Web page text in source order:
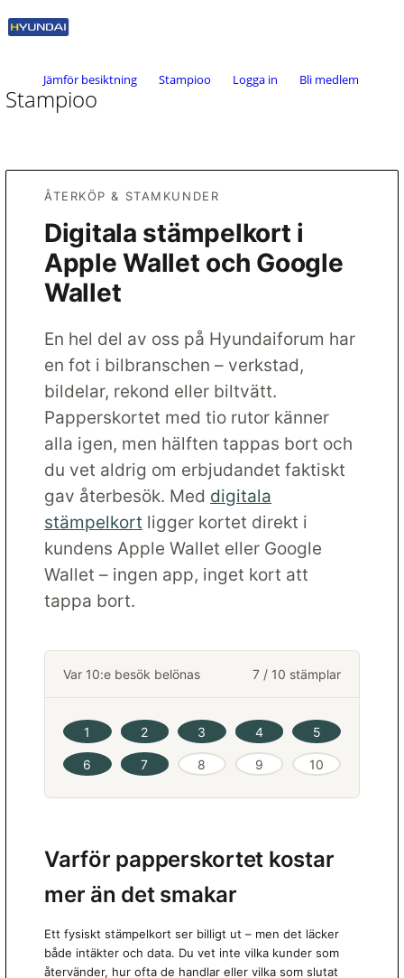
Jämför besiktning Stampioo Logga in Bli medlem
Stampioo
ÅTERKÖP & STAMKUNDER
Digitala stämpelkort i
Apple Wallet och Google
Wallet
En hel del av oss på Hyundaiforum har
en fot i bilbranschen – verkstad,
bildelar, rekond eller biltvätt.
Papperskortet med tio rutor känner
alla igen, men hälften tappas bort och
du vet aldrig om erbjudandet faktiskt
gav återbesök. Med digitala
stämpelkort ligger kortet direkt i
kundens Apple Wallet eller Google
Wallet – ingen app, inget kort att
tappa bort.
Var 10:e besök belönas 7 / 10 stämplar
1 2 3 4 5
6 7 8 9 10
Varför papperskortet kostar
mer än det smakar
Ett fysiskt stämpelkort ser billigt ut – men det läcker
både intäkter och data. Du vet inte vilka kunder som
återvänder, hur ofta de handlar eller vilka som slutat